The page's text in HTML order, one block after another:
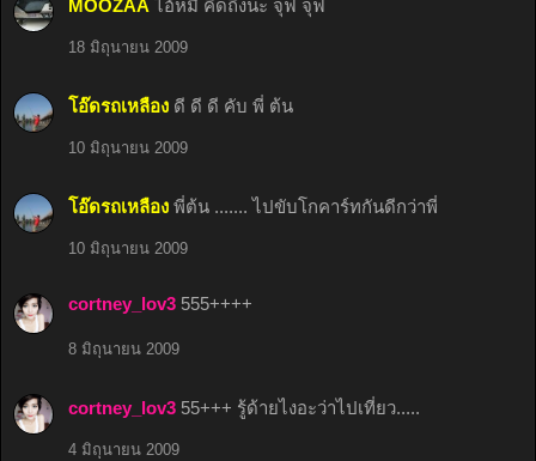
MOOZAA ไอ้หมี คิดถึงนะ จุฟ จุฟ
18 มิถุนายน 2009
โอ๊ดรถเหลือง ดี ดี ดี คับ พี่ ต้น
10 มิถุนายน 2009
โอ๊ดรถเหลือง พี่ต้น ....... ไปขับโกคาร์ทกันดีกว่าพี่
10 มิถุนายน 2009
cortney_lov3 555++++
8 มิถุนายน 2009
cortney_lov3 55+++ รู้ด้ายไงอะว่าไปเที่ยว.....
4 มิถุนายน 2009